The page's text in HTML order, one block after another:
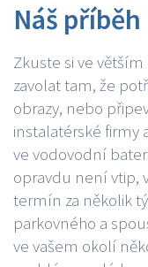
Náš příběh
Zkuste si ve
zavolat tam, že
obrazy, nebo
instalatérské firmy
ve vodovodní
opravdu není vtip,
termín za několik
parkovného a
ve vašem okolí